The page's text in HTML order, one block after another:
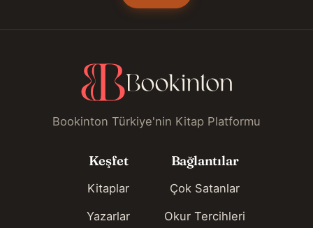
Bookinton Türkiye'nin Kitap Platformu
Keşfet
Kitaplar
Yazarlar
Bağlantılar
Çok Satanlar
Okur Tercihleri